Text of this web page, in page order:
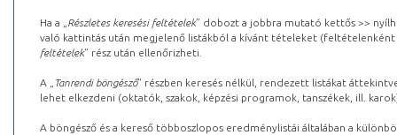
Ha a „ Részletes keresési feltételek” dobozt a jobbra mutató kettős >>
való kattintás után megjelenő listákból a kívánt tételeket (feltételenként
feltételek” rész után ellenőrizheti.
A „ Tanrendi böngésző” részben keresés nélkül, rendezett listákat
lehet elkezdeni (oktatók, szakok, képzési programok, tanszékek, ill.
A böngésző és a kereső többoszlopos eredménylistái általában a